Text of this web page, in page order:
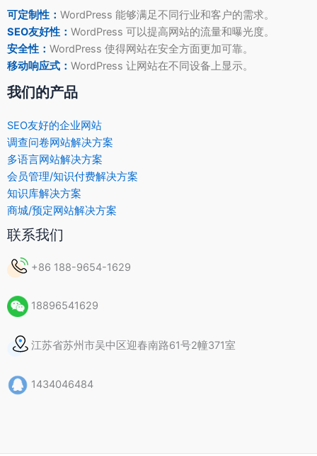
可定制性： WordPress 能够满足不同行业和客户的需求。
SEO友好性： WordPress 可以提高网站的流量和曝光度。
安全性： WordPress 使得网站在安全方面更加可靠。
移动响应式： WordPress 让网站在不同设备上显示。
我们的产品
SEO友好的企业网站
调查问卷网站解决方案
多语言网站解决方案
会员管理/知识付费解决方案
知识库解决方案
商城/预定网站解决方案
联系我们
+86 188-9654-1629
18896541629
江苏省苏州市吴中区迎春南路61号2幢371室
1434046484